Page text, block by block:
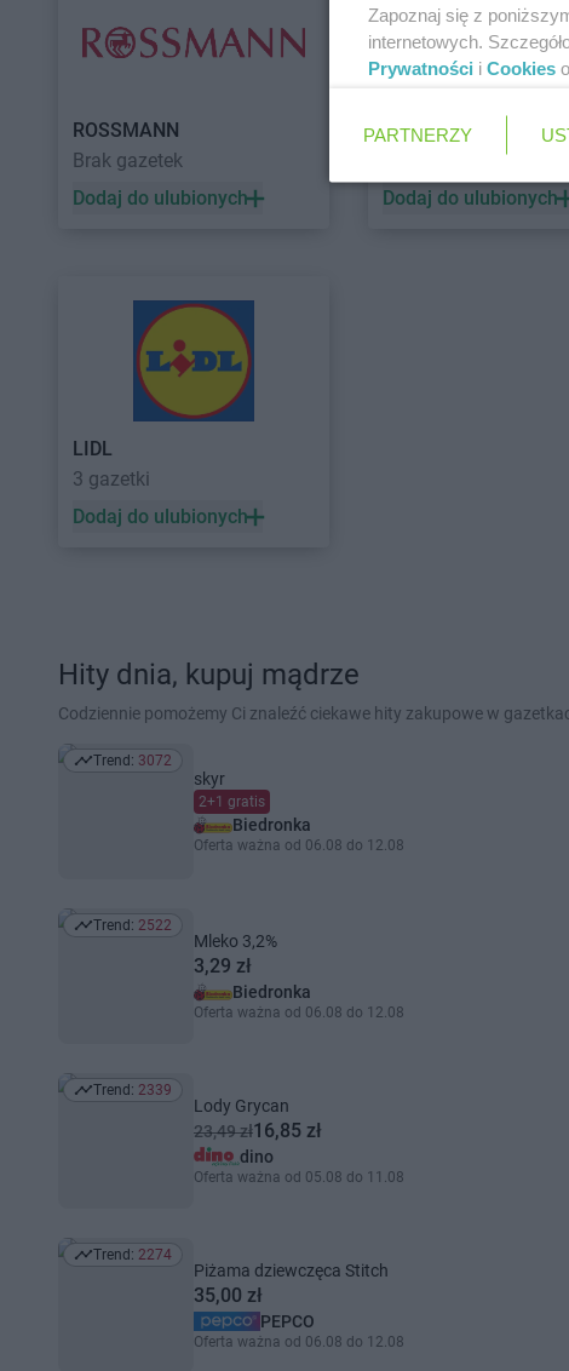
ROSSMANN
Brak gazetek
Dodaj do ulubionych
Auchan
Dodaj do ulubionych
LIDL
3 gazetki
Dodaj do ulubionych
Hity dnia, kupuj mądrze
Codziennie pomożemy Ci znaleźć ciekawe hity zakupowe w
Trend: 3072
Trend: 3072
skyr
2+1 gratis
Biedronka
Oferta ważna od 06.08 do 12.08
Trend: 2522
Trend: 2522
Mleko 3,2%
3,29 zł
Biedronka
Oferta ważna od 06.08 do 12.08
Trend: 2339
Trend: 2339
Lody Grycan
23,49 zł16,85 zł
dino
Oferta ważna od 05.08 do 11.08
Trend: 2274
Trend: 2274
Piżama dziewczęca Stitch
35,00 zł
PEPCO
Oferta ważna od 06.08 do 12.08
Zapoznaj się z
internetowych.
Prywatności i Cookies
PARTNERZY